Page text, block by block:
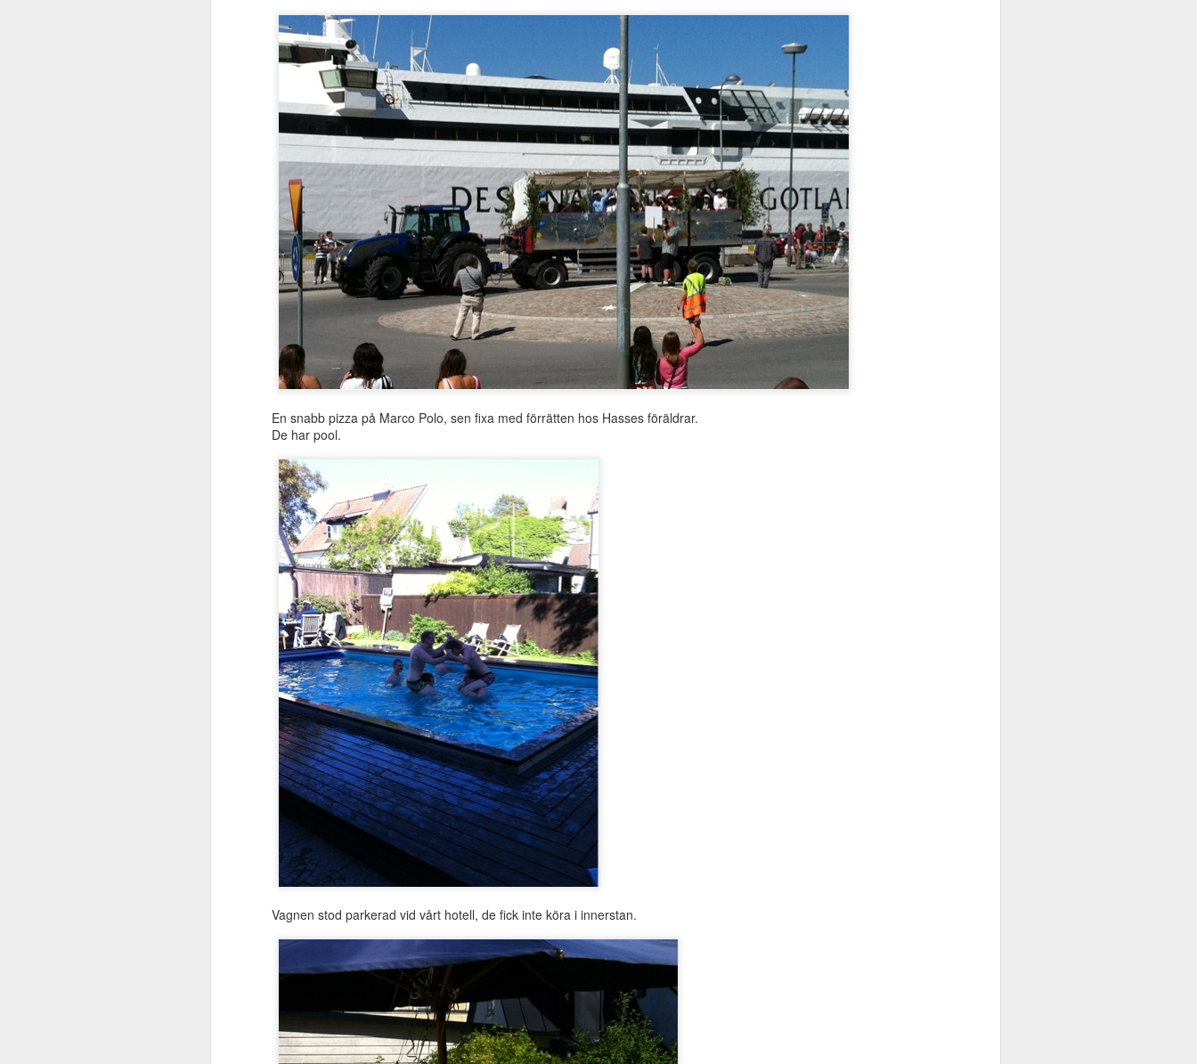
En snabb pizza på Marco Polo, sen fixa med förrätten hos Hasses föräldrar.
De har pool.
Vagnen stod parkerad vid vårt hotell, de fick inte köra i innerstan.
Upplagt kl. 8th August 2014av Anonymous
Lägg till en kommentar
Första tvåordsmeningen!
Dä pappa!
Idag kom den första tvåordsmeningen. Roligt!
Upplagt kl.18th July 2014
Lägg till en kommentar
Kortklippt
Jo och så klippte jag mig i fredags!
Här galet rörd igår vid bröllopsmiddagen.